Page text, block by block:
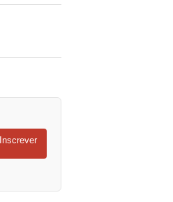
Inscrever